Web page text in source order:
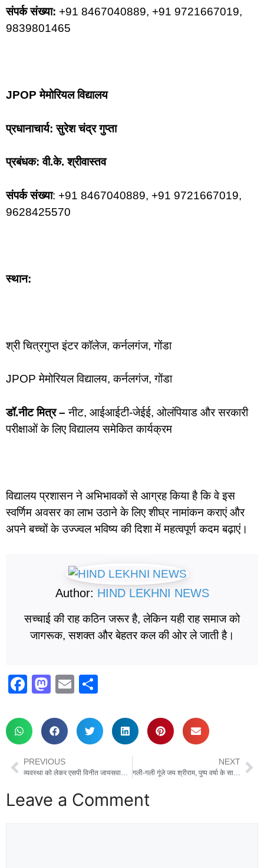
संपर्क संख्या: +91 8467040889, +91 9721667019,
9839801465
JPOP मेमोरियल विद्यालय
प्रधानाचार्य: सुरेश चंद्र गुप्ता
प्रबंधक: वी.के. श्रीवास्तव
संपर्क संख्या: +91 8467040889, +91 9721667019,
9628425570
स्थान:
श्री चित्रगुप्त इंटर कॉलेज, कर्नलगंज, गोंडा
JPOP मेमोरियल विद्यालय, कर्नलगंज, गोंडा
डॉ.नीट मित्र – नीट, आईआईटी-जेईई, ओलंपियाड और सरकारी
परीक्षाओं के लिए विद्यालय समेकित कार्यक्रम
विद्यालय प्रशासन ने अभिभावकों से आग्रह किया है कि वे इस
स्वर्णिम अवसर का लाभ उठाने के लिए शीघ्र नामांकन कराएं और
अपने बच्चों के उज्ज्वल भविष्य की दिशा में महत्वपूर्ण कदम बढ़ाएं।
Author: HIND LEKHNI NEWS
सच्चाई की राह कठिन जरूर है, लेकिन यही राह समाज को
जागरूक, सशक्त और बेहतर कल की ओर ले जाती है।
F
c
e
b
o
o
M
st
o
d
o
n
E
ail ar
e
PREVIOUS
व्यवस्था को लेकर एसपी विनीत जायसवाल ने किया बड़ा फेरबदल, 6 थाना प्रभारी सहित 12 उपनिरीक्षकों का तबादला
NEXT
गली-गली गूंजे जय श्रीराम, पुष्प वर्षा के साथ निकली भव्य शोभायात्रा
Leave a Comment